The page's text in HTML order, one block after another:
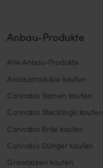
Anbau-Produkte
Alle Anbau-Produkte
Anbauprodukte kaufen
Cannabis Samen kaufen
Cannabis Stecklinge kaufen
Cannabis Erde kaufen
Cannabis Dünger kaufen
Growboxen kaufen